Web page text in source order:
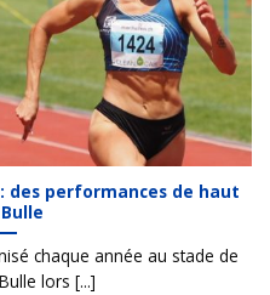
des performances de haut
chaque année au stade de
lors [...]